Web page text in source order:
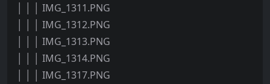
│ │ │ IMG_1311.PNG
│ │ │ IMG_1312.PNG
│ │ │ IMG_1313.PNG
│ │ │ IMG_1314.PNG
│ │ │ IMG_1317.PNG